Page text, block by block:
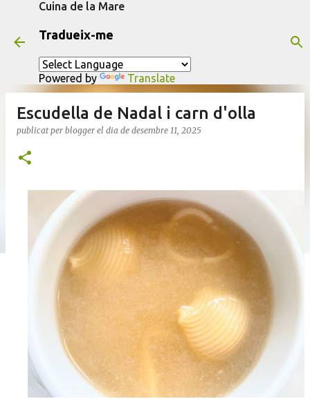
Cuina de la Mare
Tradueix-me
Powered by Translate
Escudella de Nadal i carn d'olla
publicat per blogger el dia de desembre 11, 2025